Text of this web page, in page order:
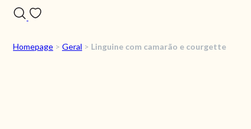
Homepage > Geral > Linguine com camarão e courgette